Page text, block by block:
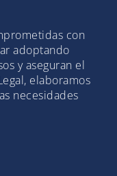
con
adoptando
y aseguran el
elaboramos
necesidades